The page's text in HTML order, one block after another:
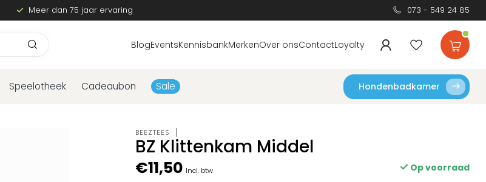
Meer dan 75 jaar ervaring 073 - 549 24 85
BlogEventsKennisbankMerkenOver onsContactLoyalty
Speelotheek Cadeaubon Sale Hondenbadkamer
BEEZTEES
BZ Klittenkam Middel
€11,50 Incl. btw Op voorraad